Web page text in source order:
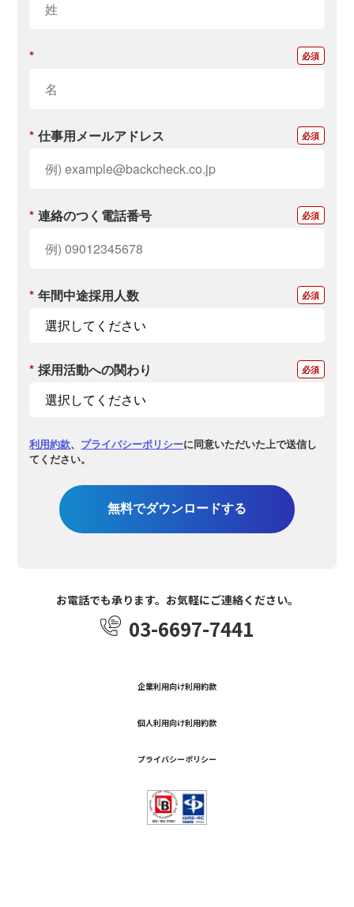
*
* 仕事用メールアドレス
* 連絡のつく電話番号
* 年間中途採用人数
* 採用活動への関わり
利用約款、 プライバシーポリシーに同意いただいた上で送信し
てください。
無料でダウンロードする
お電話でも承ります。お気軽にご連絡ください。
03-6697-7441
企業利用向け利用約款
個人利用向け利用約款
プライバシーポリシー